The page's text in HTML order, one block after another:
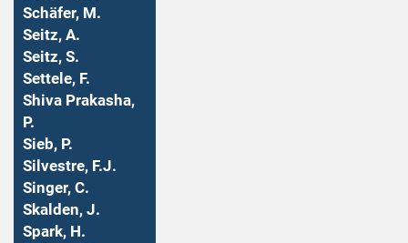
Schäfer, M.
Seitz, A.
Seitz, S.
Settele, F.
Shiva Prakasha,
P.
Sieb, P.
Silvestre, F.J.
Singer, C.
Skalden, J.
Spark, H.